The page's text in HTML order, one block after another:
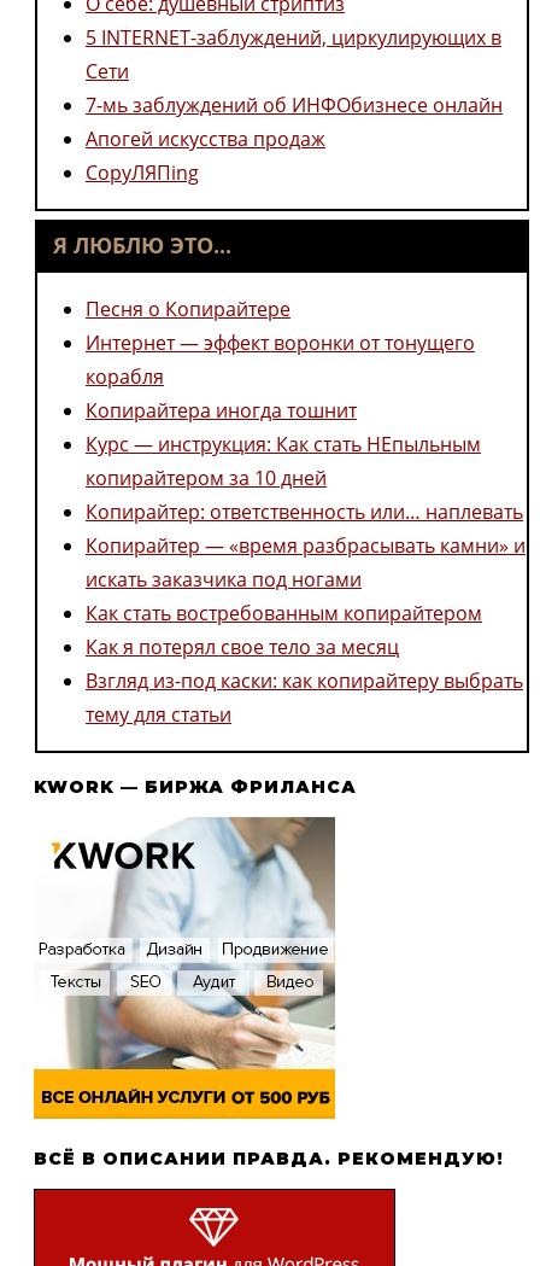
5 INTERNET-заблуждений, циркулирующих в
Сети
7-мь заблуждений об ИНФОбизнесе онлайн
Апогей искусства продаж
CopyЛЯПing
Я ЛЮБЛЮ ЭТО...
Песня о Копирайтере
Интернет — эффект воронки от тонущего
корабля
Копирайтера иногда тошнит
Курс — инструкция: Как стать НЕпыльным
копирайтером за 10 дней
Копирайтер: ответственность или… наплевать
Копирайтер — «время разбрасывать камни» и
искать заказчика под ногами
Как стать востребованным копирайтером
Как я потерял свое тело за месяц
Взгляд из-под каски: как копирайтеру выбрать
тему для статьи
KWORK — БИРЖА ФРИЛАНСА
ВСЁ В ОПИСАНИИ ПРАВДА. РЕКОМЕНДУЮ!